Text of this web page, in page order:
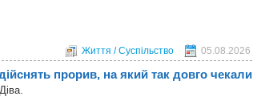
Життя / Суспільство 05.08.2026
прорив, на який так довго чекали